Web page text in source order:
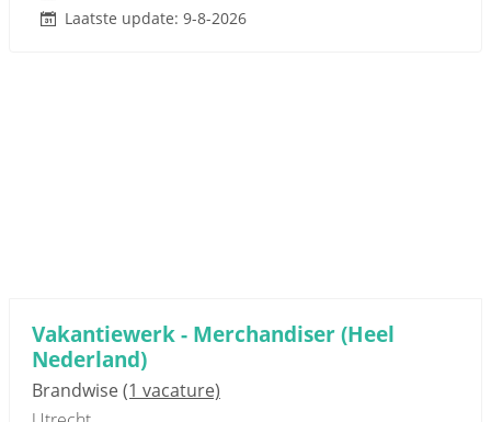
Laatste update: 9-8-2026
Vakantiewerk - Merchandiser (Heel
Nederland)
Brandwise(1 vacature)